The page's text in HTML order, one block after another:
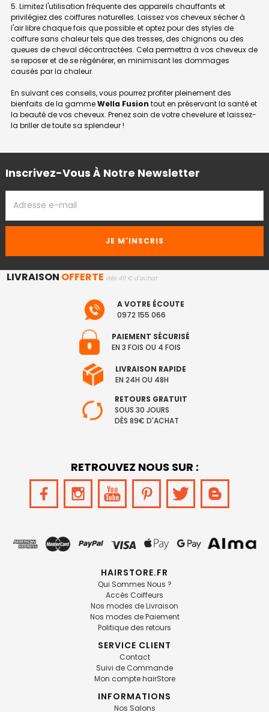
5. Limitez l'utilisation fréquente des appareils chauffants et
privilégiez des coiffures naturelles. Laissez vos cheveux sécher à
l'air libre chaque fois que possible et optez pour des styles de
coiffure sans chaleur tels que des tresses, des chignons ou des
queues de cheval décontractées. Cela permettra à vos cheveux de
se reposer et de se régénérer, en minimisant les dommages
causés par la chaleur.
En suivant ces conseils, vous pourrez profiter pleinement des
bienfaits de la gammeWella Fusion tout en préservant la santé et
la beauté de vos cheveux. Prenez soin de votre chevelure et laissez-
la briller de toute sa splendeur !
Inscrivez-Vous À Notre Newsletter
EMAIL
LIVRAISON OFFERTE dès 49 € d'achat
A VOTRE ÉCOUTE
0972 155 066
PAIEMENT SÉCURISÉ
EN 3 FOIS OU 4 FOIS
LIVRAISON RAPIDE
EN 24H OU 48H
RETOURS GRATUIT
SOUS 30 JOURS
DÈS 89€ D'ACHAT
RETROUVEZ NOUS SUR :
HAIRSTORE.FR
Qui Sommes Nous ?
Accès Coiffeurs
Nos modes de Livraison
Nos modes de Paiement
Politique des retours
SERVICE CLIENT
Contact
Suivi de Commande
Mon compte hairStore
INFORMATIONS
Nos Salons